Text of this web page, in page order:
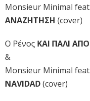
Monsieur Minimal
ΑΝΑΖΗΤΗΣΗ (cover)
Ο Ρένος ΚΑΙ ΠΑΛΙ
&
Monsieur Minimal
NAVIDAD(cover)